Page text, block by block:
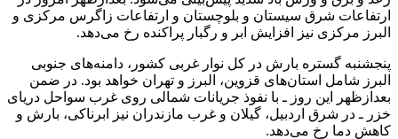
ارتفاعات شرق سیستان و بلوچستان و ارتفاعات زاگرس مرکزی و
البرز مرکزی نیز افزایش ابر و رگبار پراکنده رخ می‌دهد.
پنجشنبه گستره بارش در کل نوار غربی کشور، دامنه‌های جنوبی
البرز شامل استان‌های قزوین، البرز و تهران خواهد بود. در ضمن
بعدازظهر این روز ـ با نفوذ جریانات شمالی روی غرب سواحل دریای
خزر ـ در شرق اردبیل، گیلان و غرب مازندران نیز ابرناکی، بارش و
کاهش دما رخ می‌دهد.